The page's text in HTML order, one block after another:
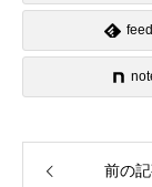
前の